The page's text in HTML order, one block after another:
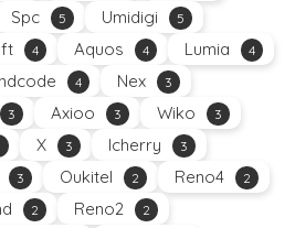
Spc 5 Umidigi 5
4 Aquos 4 Lumia 4
4 Nex 3
3 Axioo 3 Wiko 3
X 3 Icherry 3
3 Oukitel 2 Reno4 2
2 Reno2 2